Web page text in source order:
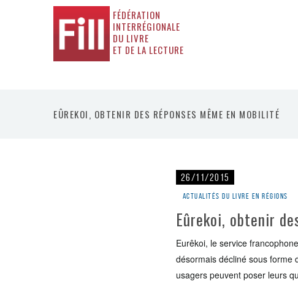
FÉDÉRATION
INTERRÉGIONALE
DU LIVRE
ET DE LA LECTURE
EÛREKOI, OBTENIR DES RÉPONSES MÊME EN MOBILITÉ
26/11/2015
Actualités du livre en régions
Eûrekoi, obtenir
Eurêkoi, le service
désormais décliné sous forme
usagers peuvent poser leurs